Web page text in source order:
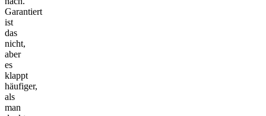
Garantiert
ist
das
nicht,
aber
es
klappt
häufiger,
als
man